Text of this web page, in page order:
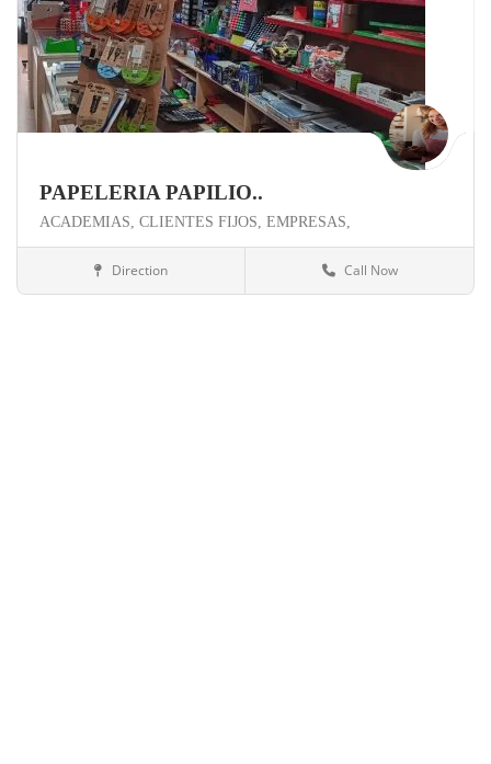
PAPELERIA PAPILIO..
ACADEMIAS, CLIENTES FIJOS, EMPRESAS,
Papelería/Copistería
Direction Call Now